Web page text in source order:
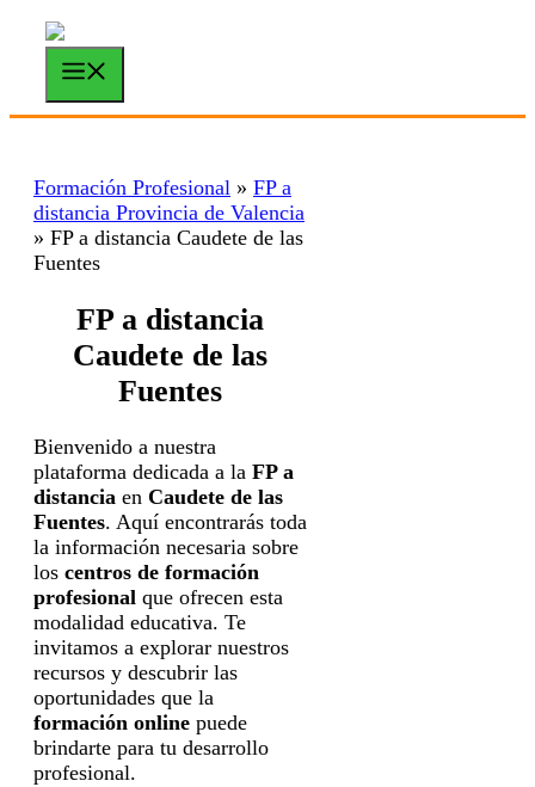
Saltar
contenido
Formación Profesional » FP a
distancia Provincia de Valencia
» FP a distancia Caudete de las
Fuentes
FP a distancia
Caudete de las
Fuentes
Bienvenido a nuestra
plataforma dedicada a la FP a
distancia en Caudete de las
Fuentes. Aquí encontrarás toda
la información necesaria sobre
los centros de formación
profesional que ofrecen esta
modalidad educativa. Te
invitamos a explorar nuestros
recursos y descubrir las
oportunidades que la
formación online puede
brindarte para tu desarrollo
profesional.